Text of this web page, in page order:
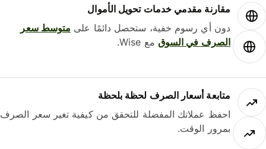
مقارنة مقدمي خدمات تحويل الأموال
دون أي رسوم خفية، ستحصل دائمًا علىمتوسط ​​سعر
الصرف في السوقمع Wise.
متابعة أسعار الصرف لحظة بلحظة
احفظ عملاتك المفضلة للتحقق من كيفية تغير سعر الصرف
بمرور الوقت.